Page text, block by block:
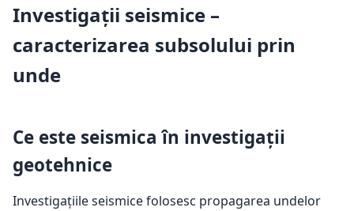
Investigații seismice –
caracterizarea subsolului prin
unde
Ce este seismica în investigații
geotehnice
Investigațiile seismice folosesc propagarea undelor